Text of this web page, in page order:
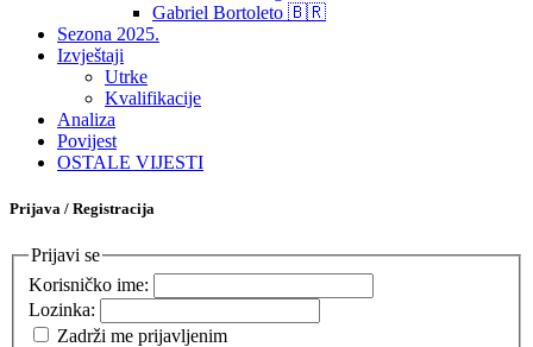
Gabriel Bortoleto 🇧🇷
Sezona 2025.
Izvještaji
Utrke
Kvalifikacije
Analiza
Povijest
OSTALE VIJESTI
Prijava / Registracija
Prijavi se
Korisničko ime:
Lozinka:
Zadrži me prijavljenim